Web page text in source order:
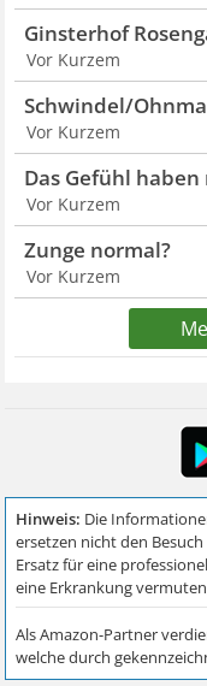
Ginsterhof
Vor Kurzem
Schwindel/
Vor Kurzem
Das Gefühl
Vor Kurzem
Zunge normal?
Vor Kurzem